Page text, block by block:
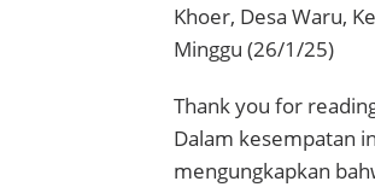
Khoer, Desa Waru,
Minggu (26/1/25)
Thank you for
Dalam kesempatan
mengungkapkan